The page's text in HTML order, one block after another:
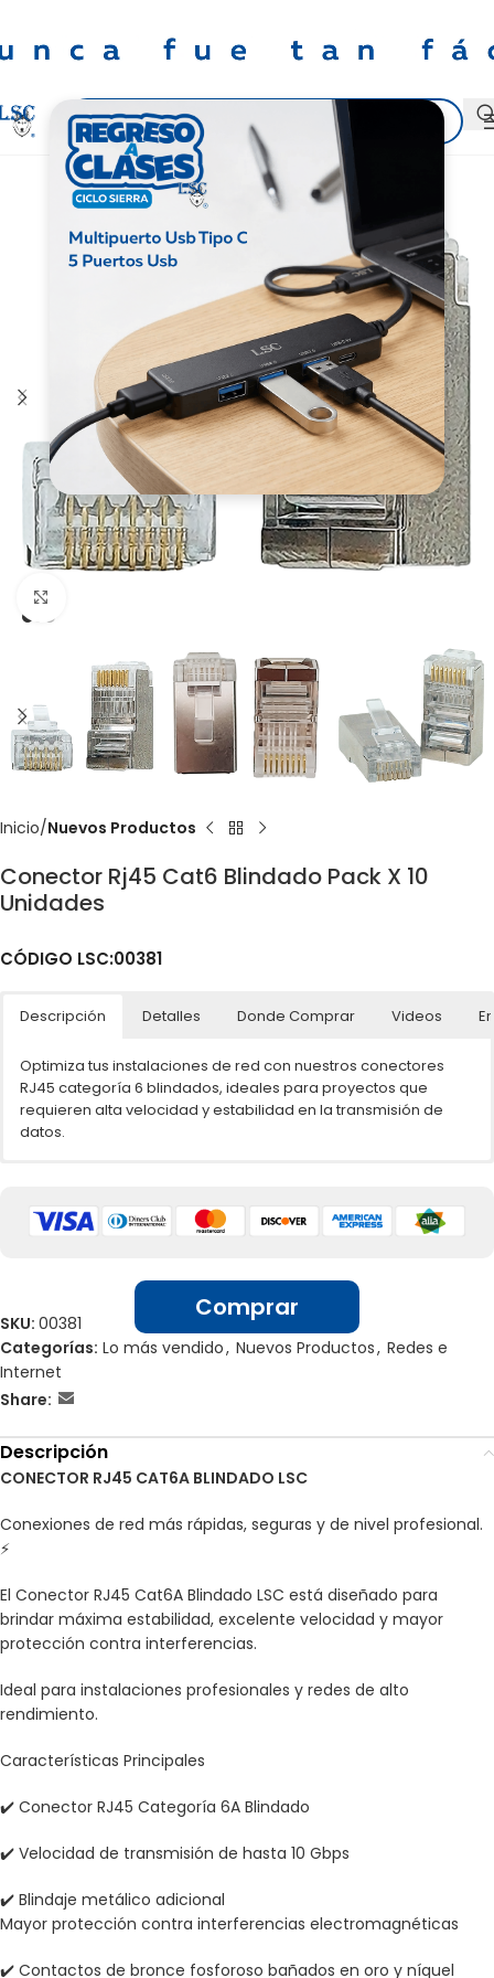
Inicio Nuevos Productos
Conector Rj45 Cat6 Blindado Pack X 10
Unidades
CÓDIGO LSC:00381
Descripción Detalles Donde Comprar Videos
Optimiza tus instalaciones de red con nuestros conectores
RJ45 categoría 6 blindados, ideales para proyectos que
requieren alta velocidad y estabilidad en la transmisión de
datos.
Gigabit Ethernet y superiores.
Blindaje metálico integrado: Protección efectiva contra
estabilidad en entornos exigentes.
Alta compatibilidad: Funciona perfectamente con cables
UTP/STP categoría 6 en sistemas de cableado estructurado.
Compacto y portátil: perfecto para oficinas pequeñas,
hogares o espacios donde no se puede instalar
infraestructura adicional.
que aseguran durabilidad y una conexión segura a largo
plazo.
Comprar
SKU: 00381
Categorías: Lo más vendido, Nuevos Productos, Redes e
Internet
Share:
Descripción
CONECTOR RJ45 CAT6A BLINDADO LSC
Conexiones de red más rápidas, seguras y de nivel profesional.
⚡
El Conector RJ45 Cat6A Blindado LSC está diseñado para
brindar máxima estabilidad, excelente velocidad y mayor
protección contra interferencias.
Ideal para instalaciones profesionales y redes de alto
rendimiento.
Características Principales
✔️ Conector RJ45 Categoría 6A Blindado
✔️ Velocidad de transmisión de hasta 10 Gbps
✔️ Blindaje metálico adicional
Mayor protección contra interferencias electromagnéticas
✔️ Contactos de bronce fosforoso bañados en oro y níquel